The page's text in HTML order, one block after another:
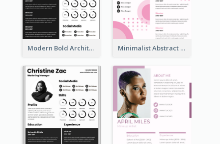
Modern Bold Architect Resume Minimalist Abstract Pink Resume